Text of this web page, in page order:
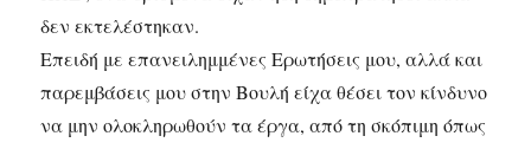
δεν εκτελέστηκαν.
Επειδή με επανειλημμένες Ερωτήσεις μου, αλλά και
παρεμβάσεις μου στην Βουλή είχα θέσει τον κίνδυνο
να μην ολοκληρωθούν τα έργα, από τη σκόπιμη όπως